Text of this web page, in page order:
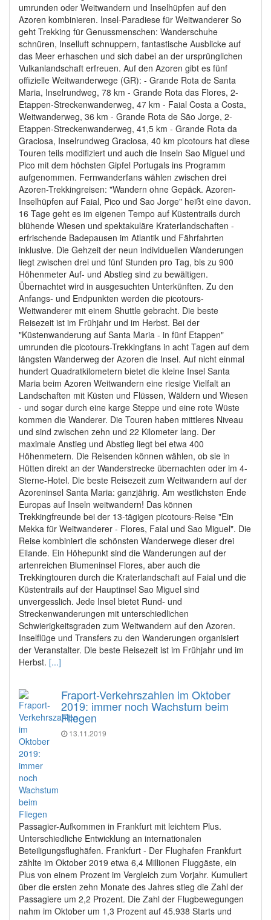
umrunden oder Weitwandern und Inselhüpfen auf den
Azoren kombinieren. Insel-Paradiese für Weitwanderer So
geht Trekking für Genussmenschen: Wanderschuhe
schnüren, Inselluft schnuppern, fantastische Ausblicke auf
das Meer erhaschen und sich dabei an der ursprünglichen
Vulkanlandschaft erfreuen. Auf den Azoren gibt es fünf
offizielle Weitwanderwege (GR): - Grande Rota de Santa
Maria, Inselrundweg, 78 km - Grande Rota das Flores, 2-
Etappen-Streckenwanderweg, 47 km - Faial Costa a Costa,
Weitwanderweg, 36 km - Grande Rota de São Jorge, 2-
Etappen-Streckenwanderweg, 41,5 km - Grande Rota da
Graciosa, Inselrundweg Graciosa, 40 km picotours hat diese
Touren teils modifiziert und auch die Inseln Sao Miguel und
Pico mit dem höchsten Gipfel Portugals ins Programm
aufgenommen. Fernwanderfans wählen zwischen drei
Azoren-Trekkingreisen: "Wandern ohne Gepäck. Azoren-
Inselhüpfen auf Faial, Pico und Sao Jorge" heißt eine davon.
16 Tage geht es im eigenen Tempo auf Küstentrails durch
blühende Wiesen und spektakuläre Kraterlandschaften -
erfrischende Badepausen im Atlantik und Fährfahrten
inklusive. Die Gehzeit der neun individuellen Wanderungen
liegt zwischen drei und fünf Stunden pro Tag, bis zu 900
Höhenmeter Auf- und Abstieg sind zu bewältigen.
Übernachtet wird in ausgesuchten Unterkünften. Zu den
Anfangs- und Endpunkten werden die picotours-
Weitwanderer mit einem Shuttle gebracht. Die beste
Reisezeit ist im Frühjahr und im Herbst. Bei der
"Küstenwanderung auf Santa Maria - in fünf Etappen"
umrunden die picotours-Trekkingfans in acht Tagen auf dem
längsten Wanderweg der Azoren die Insel. Auf nicht einmal
hundert Quadratkilometern bietet die kleine Insel Santa
Maria beim Azoren Weitwandern eine riesige Vielfalt an
Landschaften mit Küsten und Flüssen, Wäldern und Wiesen
- und sogar durch eine karge Steppe und eine rote Wüste
kommen die Wanderer. Die Touren haben mittleres Niveau
und sind zwischen zehn und 22 Kilometer lang. Der
maximale Anstieg und Abstieg liegt bei etwa 400
Höhenmetern. Die Reisenden können wählen, ob sie in
Hütten direkt an der Wanderstrecke übernachten oder im 4-
Sterne-Hotel. Die beste Reisezeit zum Weitwandern auf der
Azoreninsel Santa Maria: ganzjährig. Am westlichsten Ende
Europas auf Inseln weitwandern! Das können
Trekkingfreunde bei der 13-tägigen picotours-Reise "Ein
Mekka für Weitwanderer - Flores, Faial und Sao Miguel". Die
Reise kombiniert die schönsten Wanderwege dieser drei
Eilande. Ein Höhepunkt sind die Wanderungen auf der
artenreichen Blumeninsel Flores, aber auch die
Trekkingtouren durch die Kraterlandschaft auf Faial und die
Küstentrails auf der Hauptinsel Sao Miguel sind
unvergesslich. Jede Insel bietet Rund- und
Streckenwanderungen mit unterschiedlichen
Schwierigkeitsgraden zum Weitwandern auf den Azoren.
Inselflüge und Transfers zu den Wanderungen organisiert
der Veranstalter. Die beste Reisezeit ist im Frühjahr und im
Herbst. [...]
Fraport-Verkehrszahlen im Oktober
2019: immer noch Wachstum beim
Fliegen
13.11.2019
Passagier-Aufkommen in Frankfurt mit leichtem Plus.
Unterschiedliche Entwicklung an internationalen
Beteiligungsflughäfen. Frankfurt - Der Flughafen Frankfurt
zählte im Oktober 2019 etwa 6,4 Millionen Fluggäste, ein
Plus von einem Prozent im Vergleich zum Vorjahr. Kumuliert
über die ersten zehn Monate des Jahres stieg die Zahl der
Passagiere um 2,2 Prozent. Die Zahl der Flugbewegungen
nahm im Oktober um 1,3 Prozent auf 45.938 Starts und